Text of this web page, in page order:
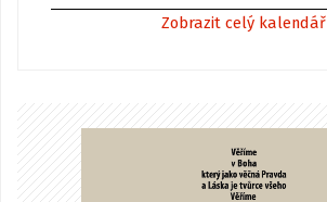
Zobrazit celý kalendář